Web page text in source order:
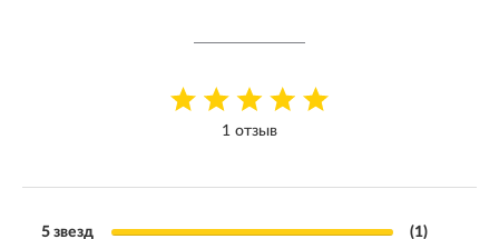
1 отзыв
5 звезд
(1)